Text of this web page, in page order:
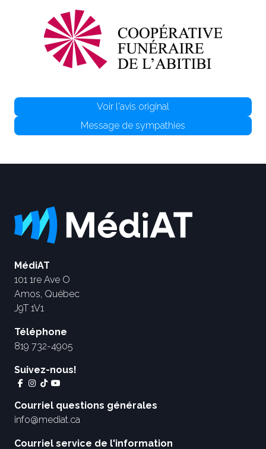
Voir l'avis original
Message de sympathies
MédiAT
101 1re Ave O
Amos, Québec
J9T 1V1
Téléphone
819 732-4905
Suivez-nous!
Courriel questions générales
info@mediat.ca
Courriel service de l'information